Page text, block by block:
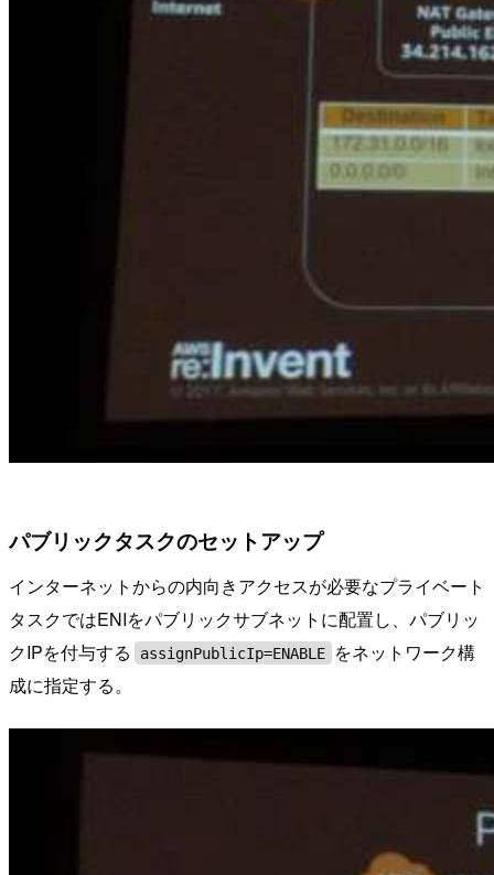
パブリックタスクのセットアップ
インターネットからの内向きアクセスが必要なプライベート
タスクではENIをパブリックサブネットに配置し、パブリッ
クIPを付与する
assignPublicIp=ENABLE
をネットワーク構
成に指定する。